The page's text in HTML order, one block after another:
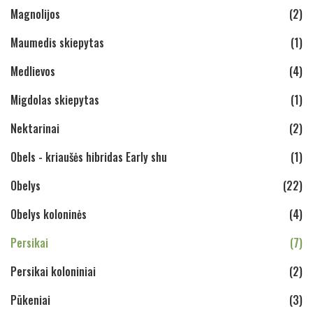
Magnolijos
(2)
Maumedis skiepytas
(1)
Medlievos
(4)
Migdolas skiepytas
(1)
Nektarinai
(2)
Obels - kriaušės hibridas Early shu
(1)
Obelys
(22)
Obelys koloninės
(4)
Persikai
(7)
Persikai koloniniai
(2)
Pūkeniai
(3)